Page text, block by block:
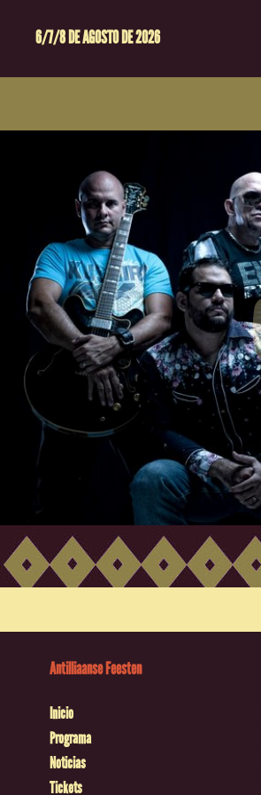
6/7/8 DE AGOSTO DE 2026
Antilliaanse Feesten
Inicio
Programa
Noticias
Tickets